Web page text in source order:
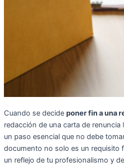
Cuando se decide poner fin a una
redacción de una carta de renuncia
un paso esencial que no debe
documento no solo es un requisito
un reflejo de tu profesionalismo y